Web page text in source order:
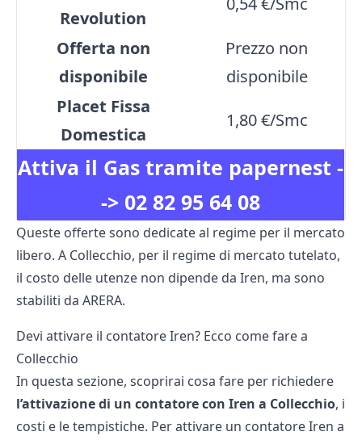
Attiva il Gas tramite papernest -
-> 02 82 95 64 08
Revolution
Offerta non
disponibile
Prezzo non
disponibile
Placet Fissa
Domestica
1,80 €/Smc
Queste offerte sono dedicate al regime per il mercato
libero. A Collecchio, per il regime di mercato tutelato,
il costo delle utenze non dipende da Iren, ma sono
stabiliti da ARERA.
Devi attivare il contatore Iren? Ecco come fare a
Collecchio
In questa sezione, scoprirai cosa fare per richiedere
l’attivazione di un contatore con Iren a Collecchio, i
costi e le tempistiche. Per attivare un contatore Iren a